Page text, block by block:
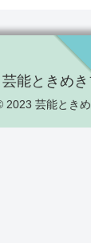
芸能ときめ
2023 芸能とき